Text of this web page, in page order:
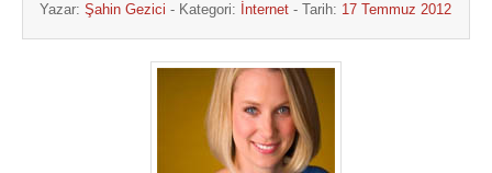
Yazar: Şahin Gezici - Kategori: İnternet - Tarih: 17 Temmuz 2012